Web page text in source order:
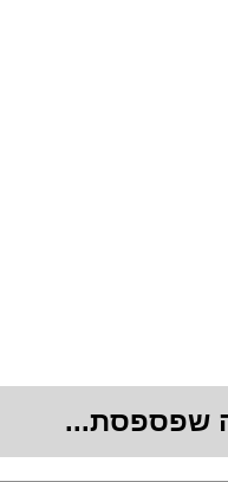
שפספסת...